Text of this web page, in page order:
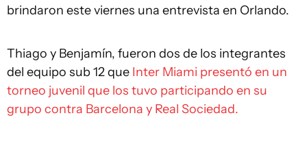
brindaron este viernes una entrevista en Orlando.
Thiago y Benjamín, fueron dos de los integrantes
del equipo sub 12 que Inter Miami presentó en un
torneo juvenil que los tuvo participando en su
grupo contra Barcelona y Real Sociedad.